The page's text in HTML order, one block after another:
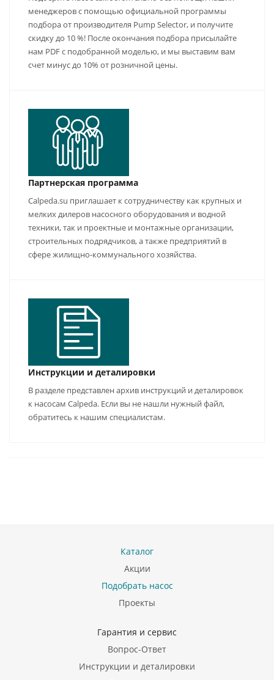
менеджеров с помощью официальной программы
подбора от производителя Pump Selector, и получите
скидку до 10 %! После окончания подбора присылайте
нам PDF с подобранной моделью, и мы выставим вам
счет минус до 10% от розничной цены.
Партнерская программа
Calpeda.su приглашает к сотрудничеству как крупных и
мелких дилеров насосного оборудования и водной
техники, так и проектные и монтажные организации,
строительных подрядчиков, а также предприятий в
сфере жилищно-коммунального хозяйства.
Инструкции и деталировки
В разделе представлен архив инструкций и деталировок
к насосам Calpeda. Если вы не нашли нужный файл,
обратитесь к нашим специалистам.
Каталог
Акции
Подобрать насос
Проекты
Гарантия и сервис
Вопрос-Ответ
Инструкции и деталировки